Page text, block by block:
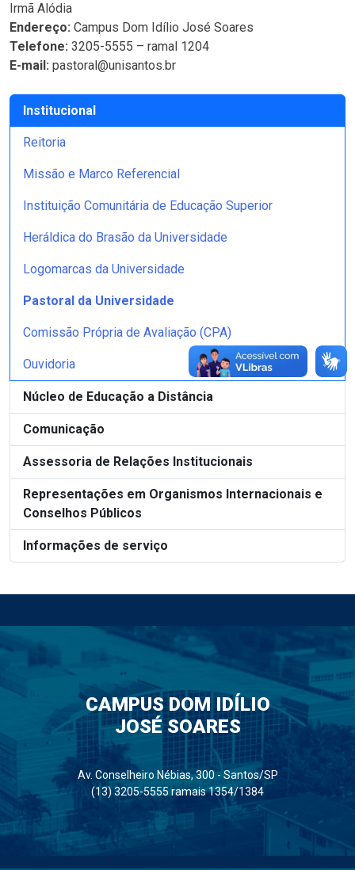
Institucional
Reitoria
Missão e Marco Referencial
Instituição Comunitária de Educação Superior
Heráldica do Brasão da Universidade
Logomarcas da Universidade
Pastoral da Universidade
Comissão Própria de Avaliação (CPA)
Ouvidoria
Núcleo de Educação a Distância
Comunicação
Assessoria de Relações Institucionais
Representações em Organismos Internacionais e
Conselhos Públicos
Informações de serviço
Irmã Alódia
Endereço: Campus Dom Idílio José Soares
Telefone: 3205-5555 – ramal 1204
E-mail: pastoral@unisantos.br
CAMPUS DOM IDÍLIO
JOSÉ SOARES
Av. Conselheiro Nébias, 300 - Santos/SP
(13) 3205-5555 ramais 1354/1384